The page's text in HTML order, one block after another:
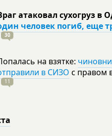
атаковал сухогруз в
человек погиб, еще
30
на взятке:
в СИЗО с правом
11